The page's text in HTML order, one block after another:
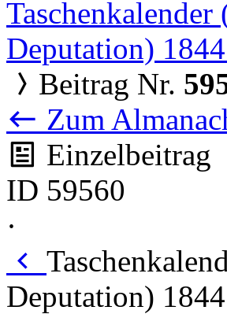
Deputation)
Beitrag Nr.
Zum
Einzelbeitrag
ID 59560
·
Deputation)